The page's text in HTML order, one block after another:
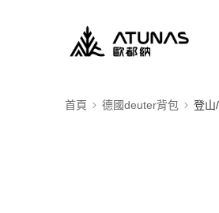
首頁 德國deuter背包 登山